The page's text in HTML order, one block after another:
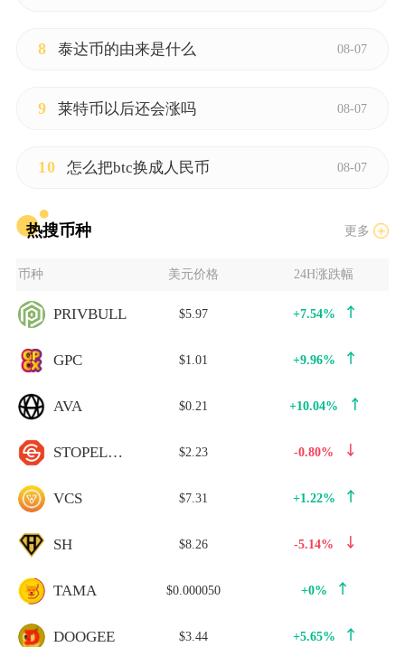
8 泰达币的由来是什么 08-07
9 莱特币以后还会涨吗 08-07
10 怎么把btc换成人民币 08-07
热搜币种 更多
币种 美元价格 24H涨跌幅
PRIVBULL $5.97 +7.54%
GPC $1.01 +9.96%
AVA $0.21 +10.04%
STOPELON $2.23 -0.80%
VCS $7.31 +1.22%
SH $8.26 -5.14%
TAMA $0.000050 +0%
DOOGEE $3.44 +5.65%